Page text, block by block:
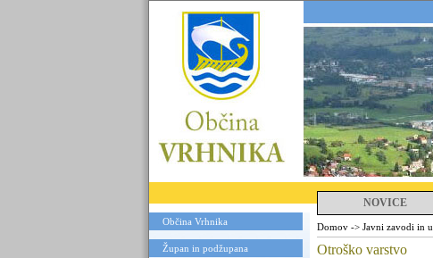
NOVICE
Občina Vrhnika
Župan in podžupana
Domov -> Javni zavodi in
Otroško varstvo